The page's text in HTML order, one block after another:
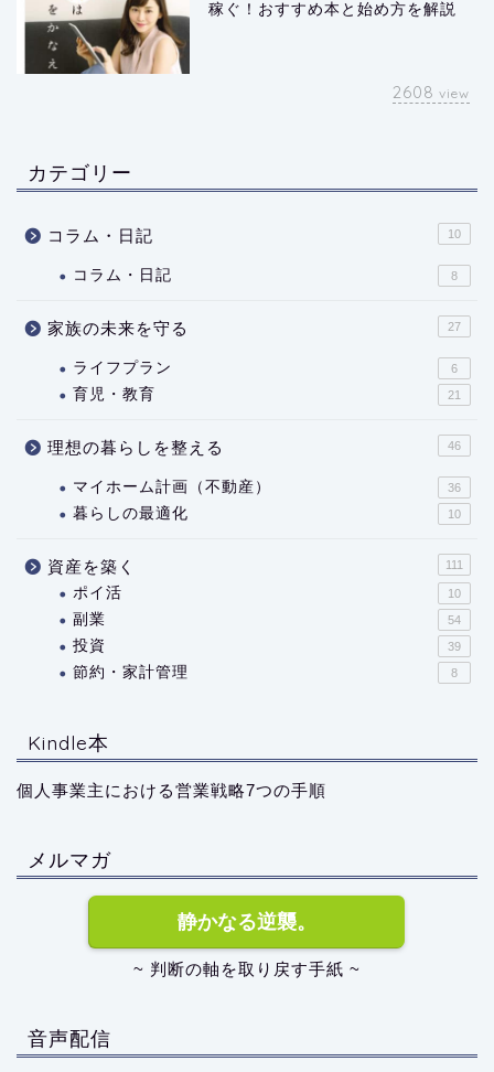
稼ぐ！おすすめ本と始め方を解説
2608 view
カテゴリー
コラム・日記 10
コラム・日記 8
家族の未来を守る 27
ライフプラン 6
育児・教育 21
理想の暮らしを整える 46
マイホーム計画（不動産） 36
暮らしの最適化 10
資産を築く 111
ポイ活 10
副業 54
投資 39
節約・家計管理 8
Kindle本
個人事業主における営業戦略7つの手順
メルマガ
静かなる逆襲。
~ 判断の軸を取り戻す手紙 ~
音声配信